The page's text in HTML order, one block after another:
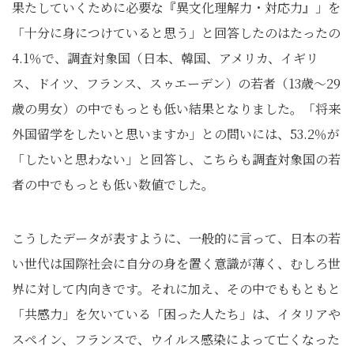
果たしていくために必要な『異文化理解力・対応力』」を
「十分に身につけていると思う」と回答したのはたったの
4.1％で、調査対象国（日本、韓国、アメリカ、イギリ
ス、ドイツ、フランス、スゥエーデン）の若者（13歳～29
歳の男女）の中でもっとも低い結果となりました。「将来
外国留学をしたいと思いますか」との問いには、53.2％が
「したいと思わない」と回答し、こちらも調査対象国の若
者の中でもっとも低い数値でした。
こうしたデータが表すように、一般的に言って、日本の若
い世代は国際社会に自分の身を置く意識が薄く、むしろ世
界に対して内向きです。それに加え、その中でももともと
「共感力」を欠いている「困った人たち」は、イタリアや
スペイン、フランスで、ウイルス感染によって亡くなった